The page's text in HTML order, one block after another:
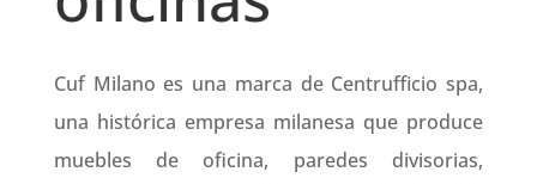
Cuf Milano es una marca de Centrufficio spa,
una histórica empresa milanesa que produce
muebles de oficina, paredes divisorias,